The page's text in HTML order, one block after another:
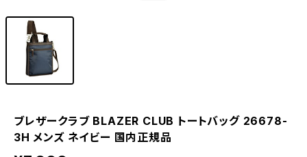
ブレザークラブ BLAZER CLUB トートバッグ 26678-
3H メンズ ネイビー 国内正規品